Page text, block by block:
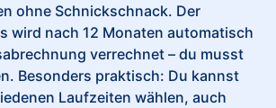
ohne Schnickschnack. Der
wird nach 12 Monaten automatisch
verrechnet – du musst
Besonders praktisch: Du kannst
Laufzeiten wählen, auch